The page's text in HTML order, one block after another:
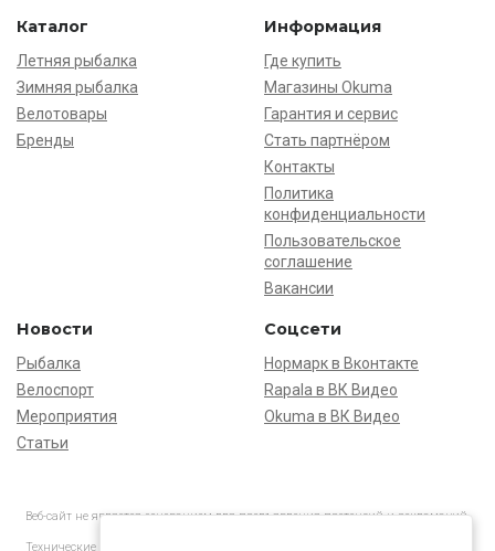
Каталог
Летняя рыбалка
Зимняя рыбалка
Велотовары
Бренды
Информация
Где купить
Магазины Okuma
Гарантия и сервис
Стать партнёром
Контакты
Политика
конфиденциальности
Пользовательское
соглашение
Вакансии
Новости
Рыбалка
Велоспорт
Мероприятия
Статьи
Соцсети
Нормарк в Вконтакте
Rapala в ВК Видео
Okuma в ВК Видео
Веб-сайт не является основанием для предъявления претензий и рекламаций,
Технические характеристики товаров могут отличаться от указанных на сайте.